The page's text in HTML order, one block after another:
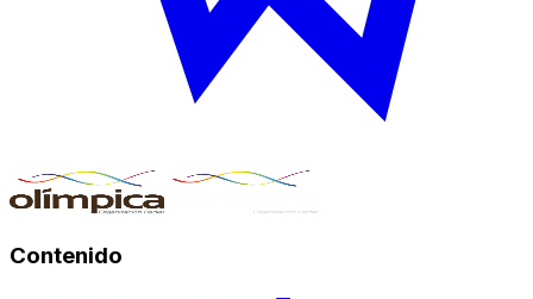
Contenido